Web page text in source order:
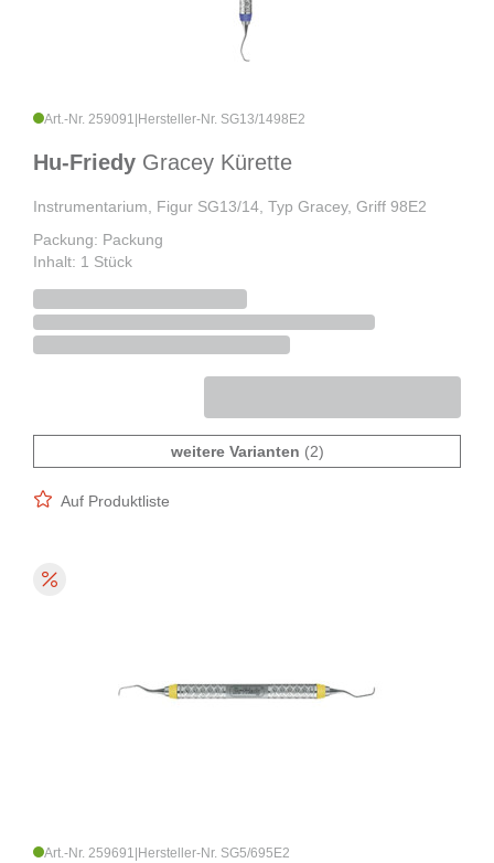
Art.-Nr. 259091 Hersteller-Nr. SG13/1498E2
Hu-Friedy Gracey Kürette
Instrumentarium, Figur SG13/14, Typ Gracey, Griff 98E2
Packung: Packung
Inhalt: 1 Stück
weitere Varianten (2)
Auf Produktliste
Art.-Nr. 259691 Hersteller-Nr. SG5/695E2